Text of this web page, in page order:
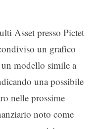
Asset presso Pictet
un grafico
modello simile a
una possibile
nelle prossime
noto come